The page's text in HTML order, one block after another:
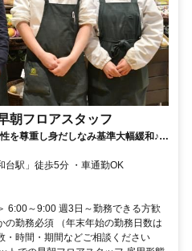
朝フロアスタッフ
を尊重し身だしなみ基準大幅緩和♪週
台駅」徒歩5分 ・車通勤OK
6:00～9:00 週3日～勤務できる方歓
の勤務必須 （年末年始の勤務日数は
時間・期間などご相談ください